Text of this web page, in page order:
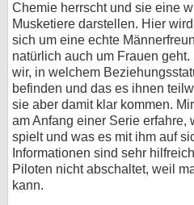
Chemie herrscht und sie eine
Musketiere darstellen. Hier
sich um eine echte
natürlich auch um Frauen
wir, in welchem
befinden und das es ihnen
sie aber damit klar kommen.
am Anfang einer Serie erfahre,
spielt und was es mit ihm auf
Informationen sind sehr
Piloten nicht abschaltet, weil
kann.